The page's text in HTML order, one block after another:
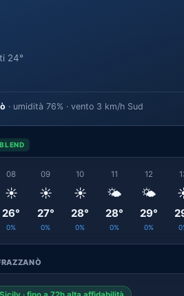
24°
· umidità 76% · vento 3 km/h Sud
BLEND
08
☀️
26°
0%
09
☀️
27°
0%
10
☀️
28°
0%
11
🌤️
28°
0%
12
🌤️
29°
0%